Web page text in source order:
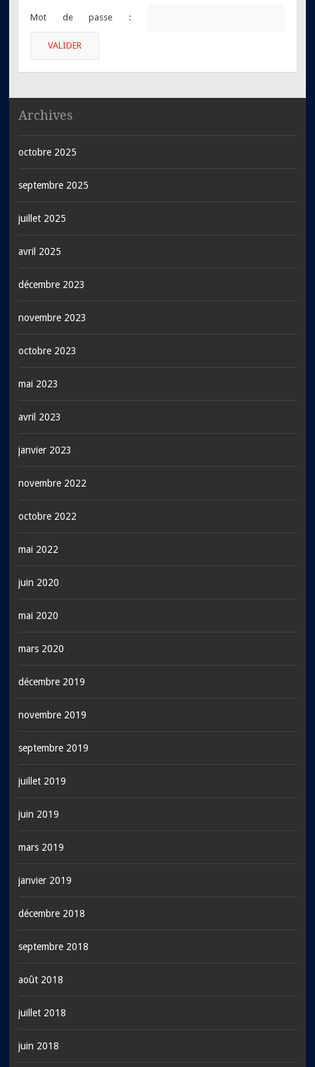
Mot de passe :
Archives
octobre 2025
septembre 2025
juillet 2025
avril 2025
décembre 2023
novembre 2023
octobre 2023
mai 2023
avril 2023
janvier 2023
novembre 2022
octobre 2022
mai 2022
juin 2020
mai 2020
mars 2020
décembre 2019
novembre 2019
septembre 2019
juillet 2019
juin 2019
mars 2019
janvier 2019
décembre 2018
septembre 2018
août 2018
juillet 2018
juin 2018